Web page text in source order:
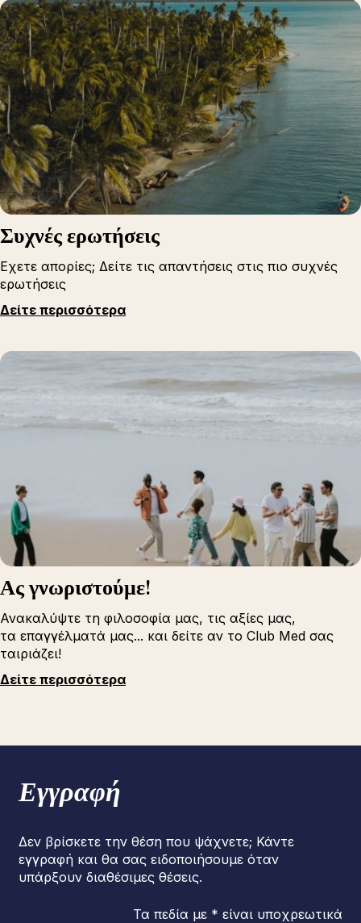
Συχνές ερωτήσεις
Εχετε απορίες; Δείτε τις απαντήσεις στις πιο συχνές
ερωτήσεις
Δείτε περισσότερα
Ας γνωριστούμε!
Ανακαλύψτε τη φιλοσοφία μας, τις αξίες μας,
τα επαγγέλματά μας... και δείτε αν το Club Med σας
ταιριάζει!
Δείτε περισσότερα
Εγγραφή
Δεν βρίσκετε την θέση που ψάχνετε; Κάντε
εγγραφή και θα σας ειδοποιήσουμε όταν
υπάρξουν διαθέσιμες θέσεις.
Τα πεδία με * είναι υποχρεωτικά